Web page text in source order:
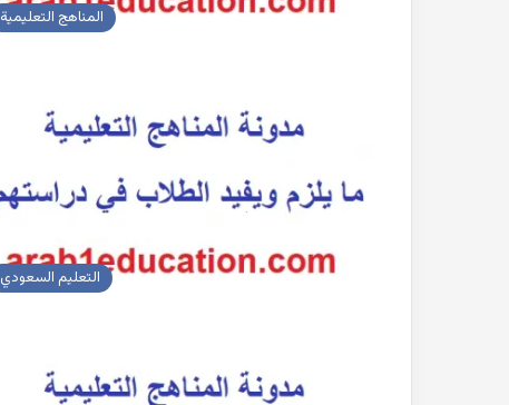
المناهج التعليمية
التعليم السعودي